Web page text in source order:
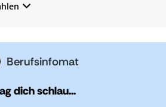
Berufsinfomat
dich schlau...